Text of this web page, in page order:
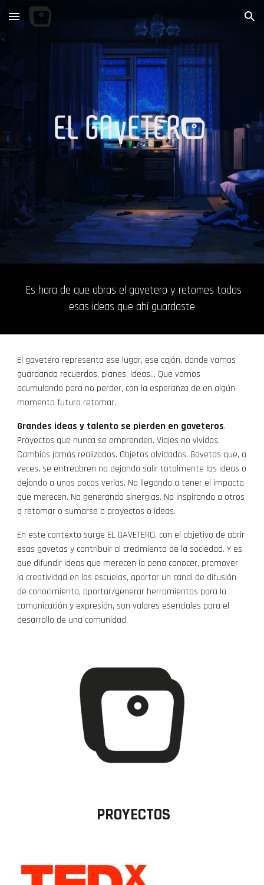
Skip to main content Skip to navigation
Es hora de que abras el gavetero y retomes todas
esas ideas que ahí guardaste
El gavetero representa ese lugar, ese cajón, donde vamos
guardando recuerdos, planes, ideas... Que vamos
acumulando para no perder, con la esperanza de en algún
momento futuro retomar.
Grandes ideas y talento se pierden en gaveteros.
Proyectos que nunca se emprenden. Viajes no vividos.
Cambios jamás realizados. Objetos olvidados. Gavetas que, a
veces, se entreabren no dejando salir totalmente las ideas o
dejando a unos pocos verlas. No llegando a tener el impacto
que merecen. No generando sinergias. No inspirando a otros
a retomar o sumarse a proyectos o ideas.
En este contexto surge EL GAVETERO, con el objetivo de abrir
esas gavetas y contribuir al crecimiento de la sociedad. Y es
que difundir ideas que merecen la pena conocer, promover
la creatividad en las escuelas, aportar un canal de difusión
de conocimiento, aportar/generar herramientas para la
comunicación y expresión, son valores esenciales para el
desarrollo de una comunidad.
PROYECTOS